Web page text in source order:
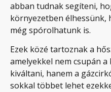
abban tudnak segíteni,
környezetben élhessünk,
még spórolhatunk is.
Ezek közé tartoznak a
amelyekkel nem csupán
kiváltani, hanem a
sokkal többet lehet